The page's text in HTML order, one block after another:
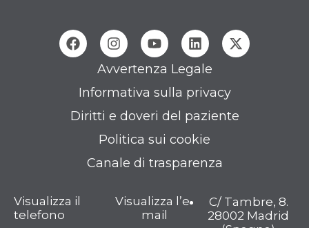
Avvertenza Legale
Informativa sulla privacy
Diritti e doveri del paziente
Politica sui cookie
Canale di trasparenza
Visualizza il
telefono
Visualizza l’e-
mail
C/ Tambre, 8.
28002 Madrid